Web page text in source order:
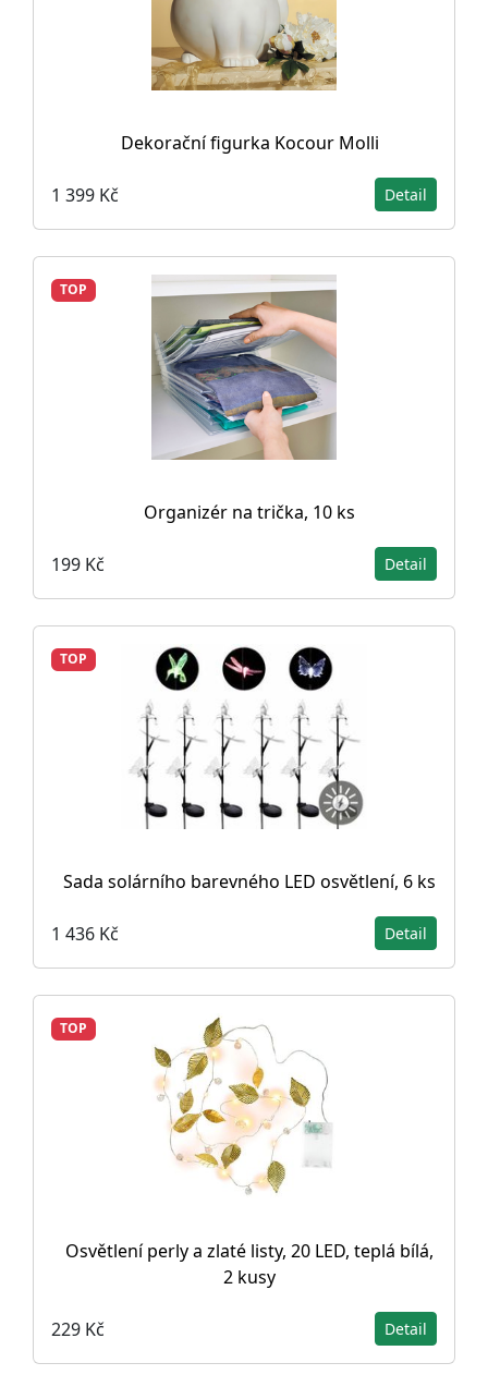
Dekorační figurka Kocour Molli
1 399 Kč Detail
TOP
Organizér na trička, 10 ks
199 Kč Detail
TOP
Sada solárního barevného LED osvětlení, 6 ks
1 436 Kč Detail
TOP
Osvětlení perly a zlaté listy, 20 LED, teplá bílá,
2 kusy
229 Kč Detail